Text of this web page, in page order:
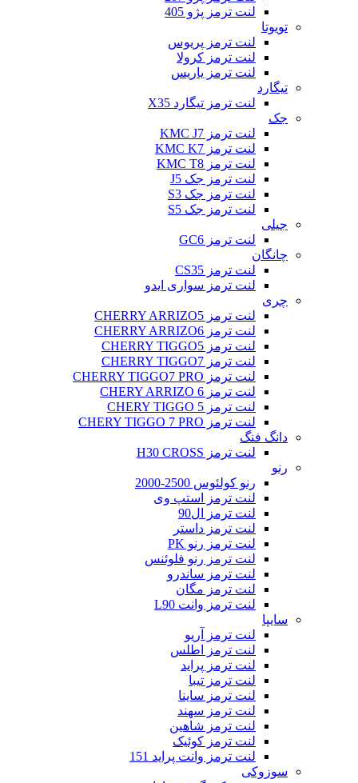
لنت ترمز پژو 405
تویوتا
لنت ترمز پریوس
لنت ترمز کرولا
لنت ترمز یاریس
تیگارد
لنت ترمز تیگارد X35
جک
لنت ترمز KMC J7
لنت ترمز KMC K7
لنت ترمز KMC T8
لنت ترمز جک J5
لنت ترمز جک S3
لنت ترمز جک S5
جیلی
لنت ترمز GC6
چانگان
لنت ترمز CS35
لنت ترمز سواری ایدو
چری
لنت ترمز CHERRY ARRIZO5
لنت ترمز CHERRY ARRIZO6
لنت ترمز CHERRY TIGGO5
لنت ترمز CHERRY TIGGO7
لنت ترمز CHERRY TIGGO7 PRO
لنت ترمز CHERY ARRIZO 6
لنت ترمز CHERY TIGGO 5
لنت ترمز CHERY TIGGO 7 PRO
دانگ فنگ
لنت ترمز H30 CROSS
رنو
رنو کولئوس 2500-2000
لنت ترمز استپ وی
لنت ترمز ال90
لنت ترمز داستر
لنت ترمز رنو PK
لنت ترمز رنو فلوئنس
لنت ترمز ساندرو
لنت ترمز مگان
لنت ترمز وانت L90
سایپا
لنت ترمز آریو
لنت ترمز اطلس
لنت ترمز پراید
لنت ترمز تیبا
لنت ترمز ساینا
لنت ترمز سهند
لنت ترمز شاهین
لنت ترمز کوئیک
لنت ترمز وانت پراید 151
سوزوکی